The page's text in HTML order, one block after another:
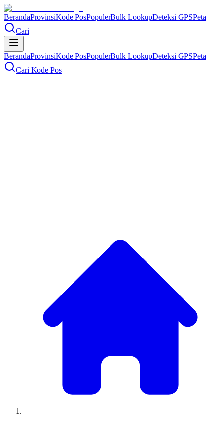
BerandaProvinsiKode PosPopulerBulk LookupDeteksi GPSPeta
Cari
BerandaProvinsiKode PosPopulerBulk LookupDeteksi GPSPeta
Cari Kode Pos